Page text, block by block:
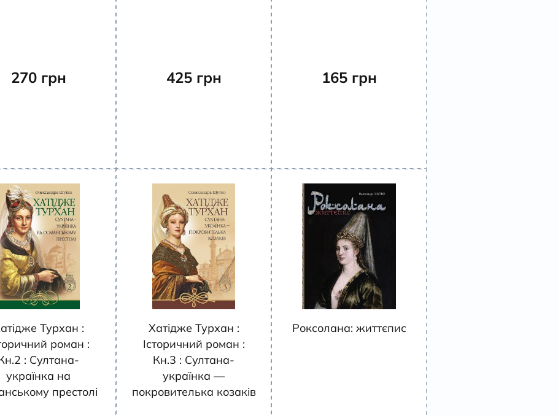
270 грн 425 грн 165 грн
Турхан :
роман :
: Султана-
українка на
престолі
Хатідже Турхан :
Історичний роман :
Кн.3 : Султана-
українка —
покровителька козаків
Роксолана: життєпис